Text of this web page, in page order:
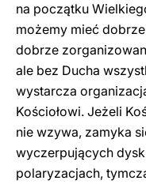
na początku
możemy mieć
dobrze
ale bez Ducha
wystarcza
Kościołowi. Jeżeli
nie wzywa, zamyka
wyczerpujących
polaryzacjach,